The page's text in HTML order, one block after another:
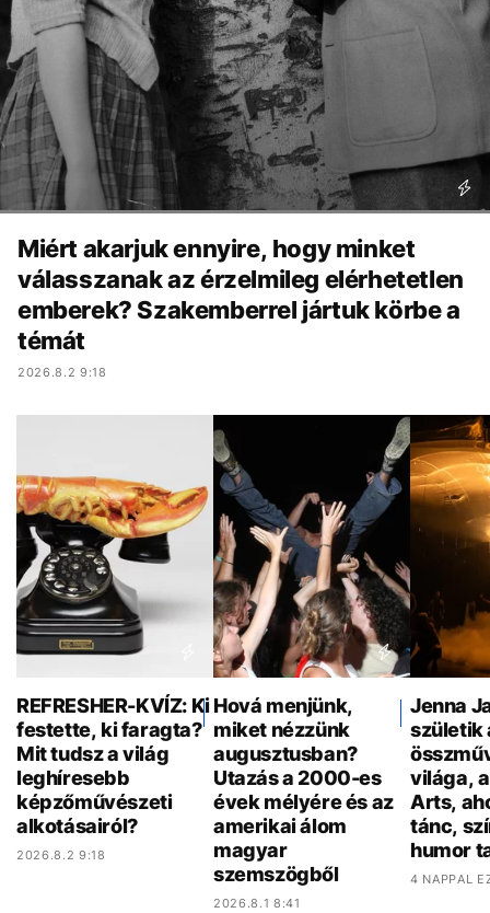
Miért akarjuk ennyire, hogy minket
válasszanak az érzelmileg elérhetetlen
emberek? Szakemberrel jártuk körbe a
témát
2026.8.2 9:18
REFRESHER-KVÍZ: Ki
festette, ki faragta?
Mit tudsz a világ
leghíresebb
képzőművészeti
alkotásairól?
2026.8.2 9:18
Hová menjünk,
miket nézzünk
augusztusban?
Utazás a 2000-es
évek mélyére és az
amerikai álom
magyar
szemszögből
2026.8.1 8:41
Jenna
születik
világa,
Arts,
tánc,
humor
4 NAPPAL